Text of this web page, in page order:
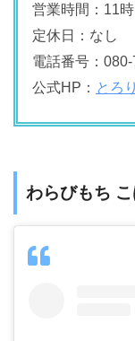
営業時間：11
定休日：なし
電話番号：
公式HP： とろ
わらびもち